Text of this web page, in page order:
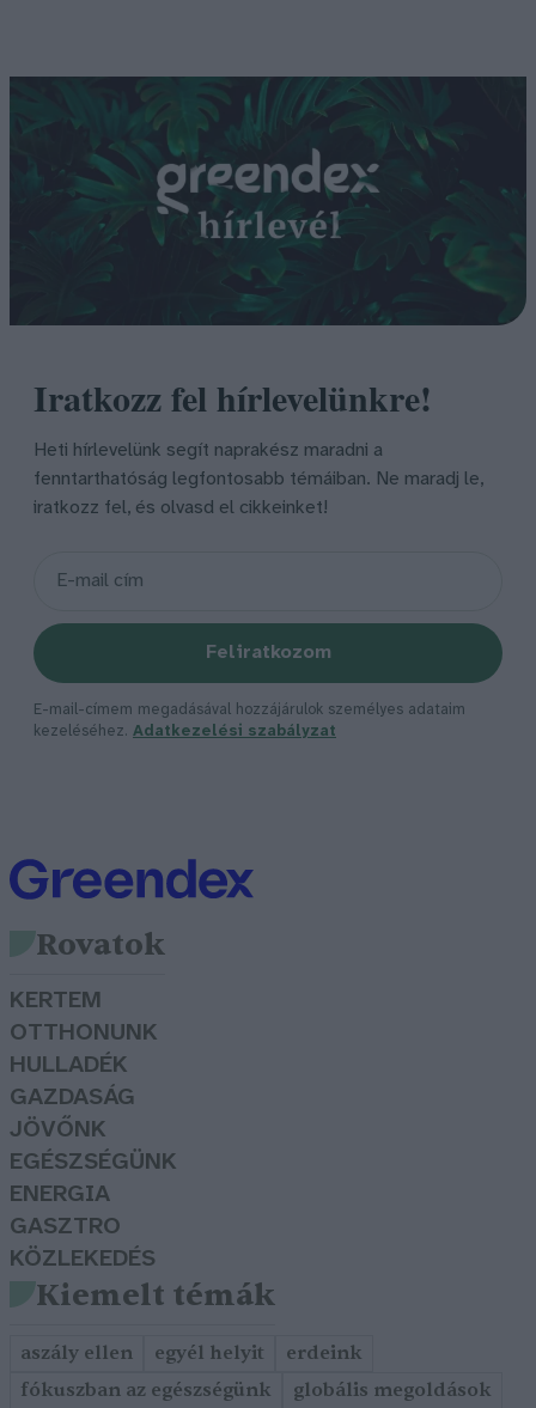
Iratkozz fel hírlevelünkre!
Heti hírlevelünk segít naprakész maradni a
fenntarthatóság legfontosabb témáiban. Ne maradj le,
iratkozz fel, és olvasd el cikkeinket!
Feliratkozom
E-mail-címem megadásával hozzájárulok személyes adataim
kezeléséhez. Adatkezelési szabályzat
Rovatok
KERTEM
OTTHONUNK
HULLADÉK
GAZDASÁG
JÖVŐNK
EGÉSZSÉGÜNK
ENERGIA
GASZTRO
KÖZLEKEDÉS
Kiemelt témák
aszály ellen egyél helyit
erdeink
fókuszban az egészségünk
globális megoldások